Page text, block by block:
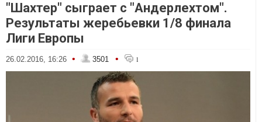
"Шахтер" сыграет c "Андерлехтом".
Результаты жеребьевки 1/8 финала
Лиги Европы
26.02.2016, 16:26 • 3501 • 1